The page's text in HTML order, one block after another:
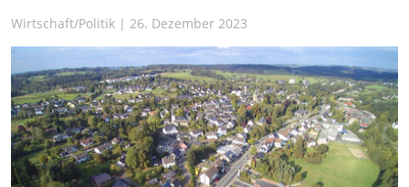
Wirtschaft/Politik | 26. Dezember 2023